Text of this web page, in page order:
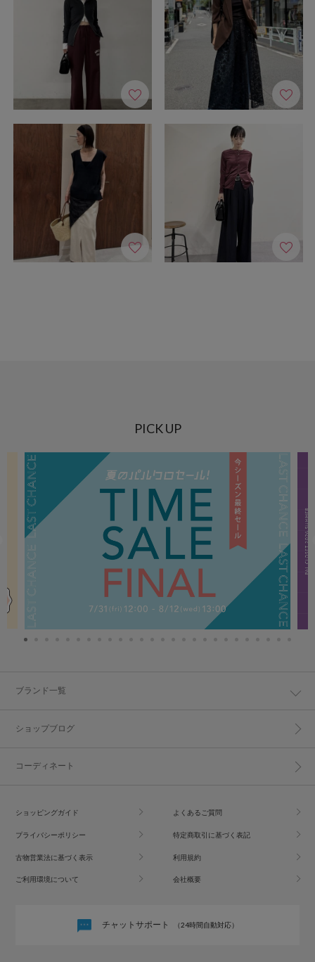
PICK UP
ブランド一覧
ショップブログ
コーディネート
ショッピングガイド よくあるご質問
プライバシーポリシー 特定商取引に基づく表記
古物営業法に基づく表示 利用規約
ご利用環境について 会社概要
チャットサポート （24時間自動対応）